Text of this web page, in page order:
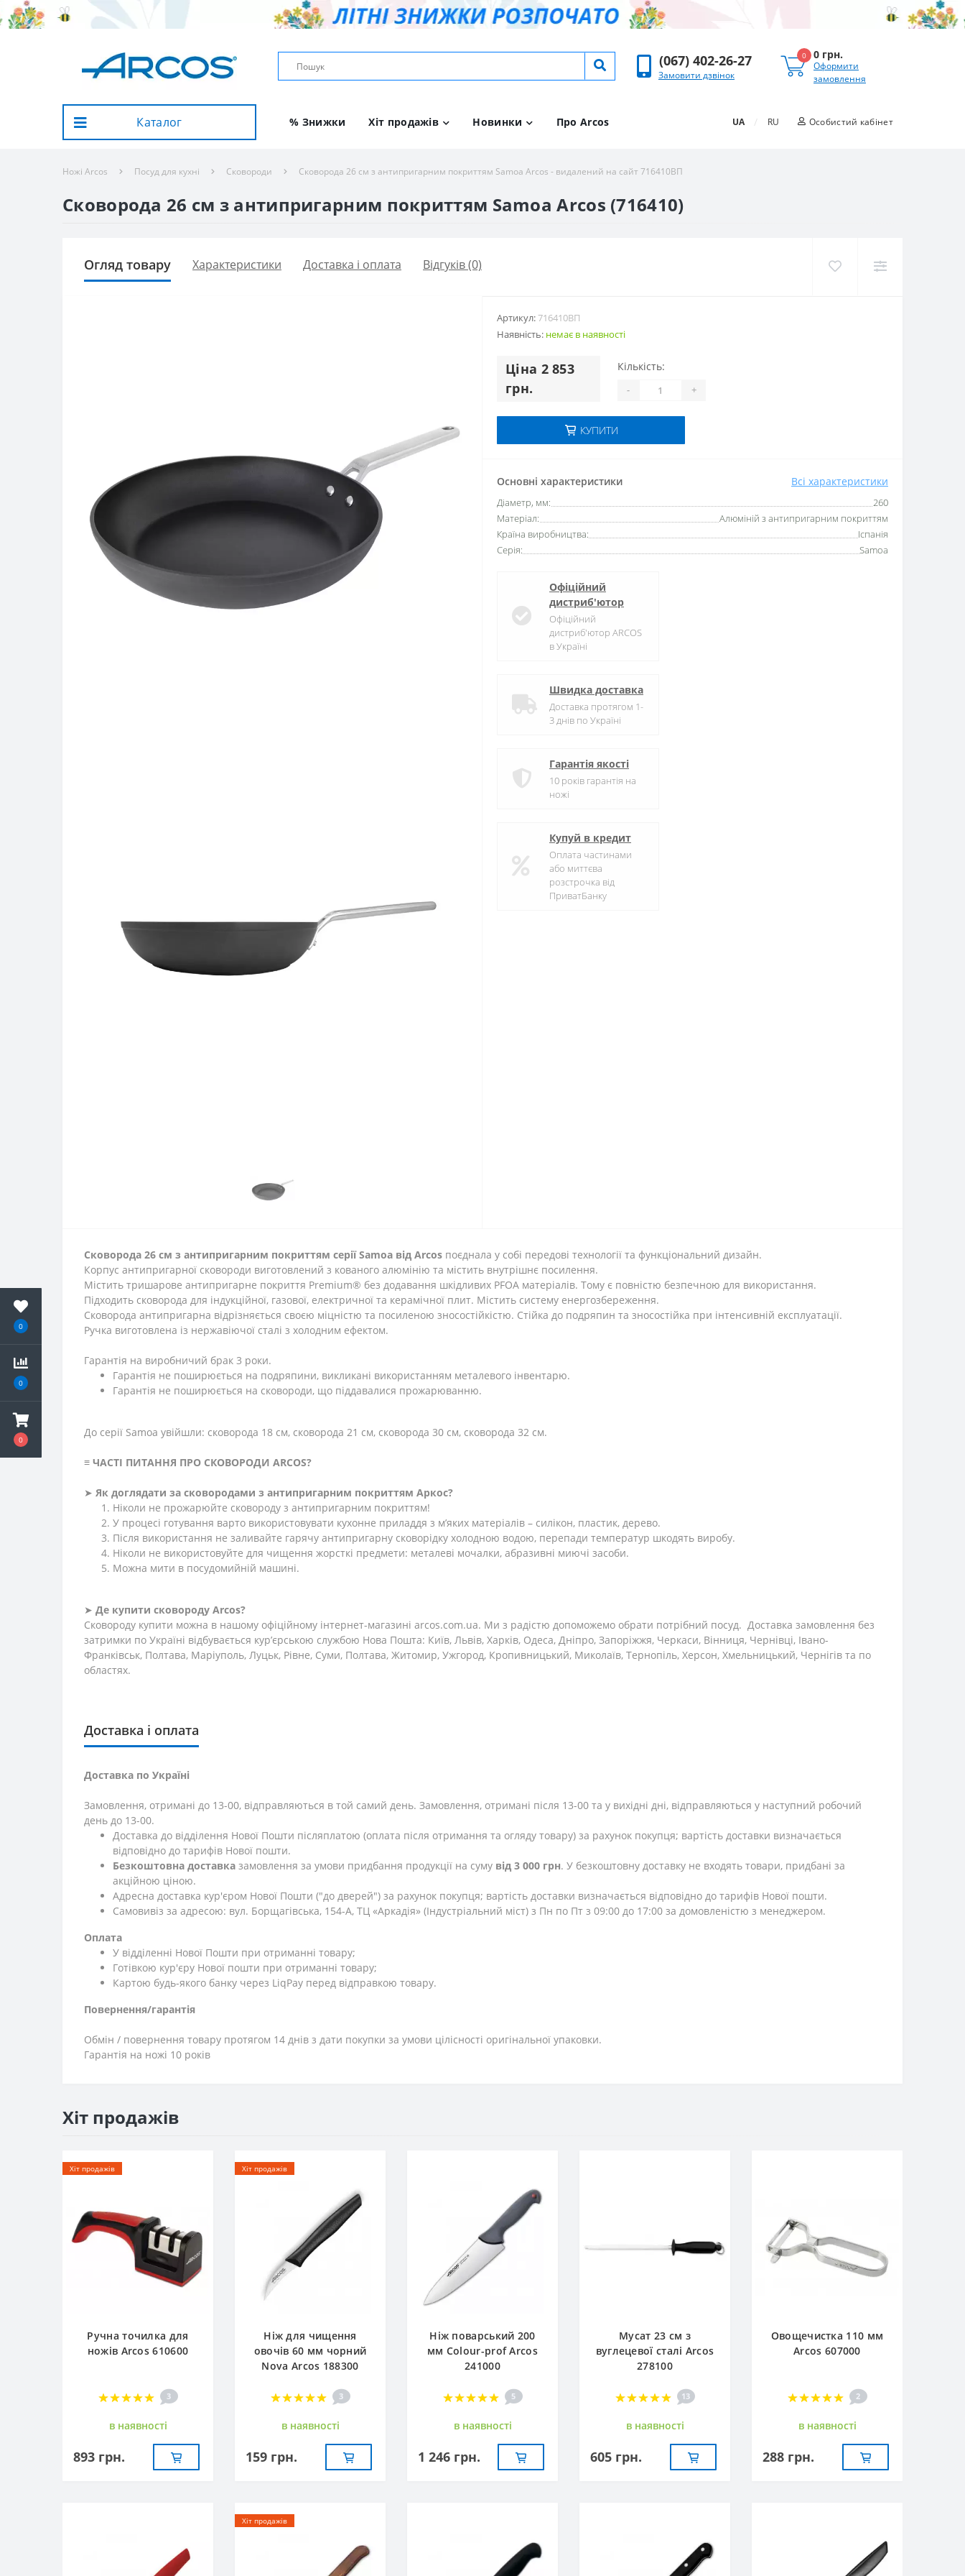
0
0
0
(067) 402-26-27
Замовити дзвінок
0 0 грн.
Оформити
замовлення
Каталог % Знижки Хіт продажів Новинки Про Arcos UA / RU Особистий кабінет
Ножі Arcos Посуд для кухні Сковороди Сковорода 26 см з антипригарним покриттям Samoa Arcos - видалений на сайт 716410ВП
Сковорода 26 см з антипригарним покриттям Samoa Arcos (716410)
Огляд товару Характеристики Доставка і оплата Відгуків (0)
Артикул:716410ВП
Наявність: немає в наявностi
Цiна 2 853
грн.
Кількість:
- +
КУПИТИ
Основні характеристики Всі характеристики
Діаметр, мм:
260
Матеріал:
Алюміній з антипригарним покриттям
Країна виробництва:
Іспанія
Серія:
Samoa
Офіційний
дистриб'ютор
Офіційний
дистриб'ютор ARCOS
в Україні
Швидка доставка
Доставка протягом 1-
3 днів по Україні
Гарантія якості
10 років гарантія на
ножі
Купуй в кредит
Оплата частинами
або миттєва
розстрочка від
ПриватБанку
Сковорода 26 cм з антипригарним покриттям серії Samoa від Arcos поєднала у собі передові технології та функціональний дизайн.
Корпус антипригарної сковороди виготовлений з кованого алюмінію та містить внутрішнє посилення.
Містить тришарове антипригарне покриття Premium® без додавання шкідливих PFOA матеріалів. Тому є повністю безпечною для використання.
Підходить сковорода для індукційної, газової, електричної та керамічної плит. Містить систему енергозбереження.
Сковорода антипригарна відрізняється своєю міцністю та посиленою зносостійкістю. Стійка до подряпин та зносостійка при інтенсивній експлуатації.
Ручка виготовлена із нержавіючої сталі з холодним ефектом.
Гарантія на виробничий брак 3 роки.
Гарантія не поширюється на подряпини, викликані використанням металевого інвентарю.
Гарантія не поширюється на сковороди, що піддавалися прожарюванню.
До серії Samoa увійшли: сковорода 18 см, сковорода 21 см, сковорода 30 см, сковорода 32 см.
≡ ЧАСТІ ПИТАННЯ ПРО СКОВОРОДИ ARCOS?
➤ Як доглядати за сковородами з антипригарним покриттям Аркос?
Ніколи не прожарюйте сковороду з антипригарним покриттям!
У процесі готування варто використовувати кухонне приладдя з м’яких матеріалів – силікон, пластик, дерево.
Після використання не заливайте гарячу антипригарну сковорідку холодною водою, перепади температур шкодять виробу.
Ніколи не використовуйте для чищення жорсткі предмети: металеві мочалки, абразивні миючі засоби.
Можна мити в посудомийній машині.
➤ Де купити сковороду Arcos?
Сковороду купити можна в нашому офіційному інтернет-магазині arcos.com.ua. Ми з радістю допоможемо обрати потрібний посуд. Доставка замовлення без
затримки по Україні відбувається кур’єрською службою Нова Пошта: Київ, Львів, Харків, Одеса, Дніпро, Запоріжжя, Черкаси, Вінниця, Чернівці, Івано-
Франківськ, Полтава, Маріуполь, Луцьк, Рівне, Суми, Полтава, Житомир, Ужгород, Кропивницький, Миколаїв, Тернопіль, Херсон, Хмельницький, Чернігів та по
областях.
Доставка і оплата
Доставка по Україні
Замовлення, отримані до 13-00, відправляються в той самий день. Замовлення, отримані після 13-00 та у вихідні дні, відправляються у наступний робочий
день до 13-00.
Доставка до відділення Нової Пошти післяплатою (оплата після отримання та огляду товару) за рахунок покупця; вартість доставки визначається
відповідно до тарифів Нової пошти.
Безкоштовна доставка замовлення за умови придбання продукції на суму від 3 000 грн. У безкоштовну доставку не входять товари, придбані за
акційною ціною.
Адресна доставка кур'єром Нової Пошти ("до дверей") за рахунок покупця; вартість доставки визначається відповідно до тарифів Нової пошти.
Самовивіз за адресою: вул. Борщагівська, 154-А, ТЦ «Аркадія» (Індустріальний міст) з Пн по Пт з 09:00 до 17:00 за домовленістю з менеджером.
Оплата
У відділенні Нової Пошти при отриманні товару;
Готівкою кур'єру Нової пошти при отриманні товару;
Картою будь-якого банку через LiqPay перед відправкою товару.
Повернення/гарантія
Обмін / повернення товару протягом 14 днів з дати покупки за умови цілісності оригінальної упаковки.
Гарантія на ножі 10 років
Хіт продажів
Хіт продажів
Ручна точилка для
ножів Arcos 610600
3
в наявностi
893 грн.
Хіт продажів
Ніж для чищення
овочів 60 мм чорний
Nova Arcos 188300
3
в наявностi
159 грн.
Ніж поварський 200
мм Сolour-prof Arcos
241000
5
в наявностi
1 246 грн.
Мусат 23 см з
вуглецевої сталі Arcos
278100
13
в наявностi
605 грн.
Овощечистка 110 мм
Arcos 607000
2
в наявностi
288 грн.
Хіт продажів